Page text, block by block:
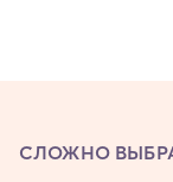
СЛОЖНО